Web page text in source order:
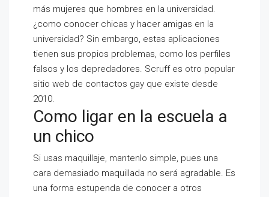
más mujeres que hombres en la universidad.
¿como conocer chicas y hacer amigas en la
universidad? Sin embargo, estas aplicaciones
tienen sus propios problemas, como los perfiles
falsos y los depredadores. Scruff es otro popular
sitio web de contactos gay que existe desde
2010.
Como ligar en la escuela a
un chico
Si usas maquillaje, mantenlo simple, pues una
cara demasiado maquillada no será agradable. Es
una forma estupenda de conocer a otros